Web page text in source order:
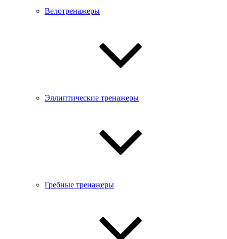
Велотренажеры
Эллиптические тренажеры
Гребные тренажеры